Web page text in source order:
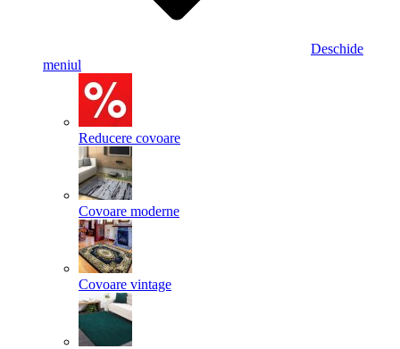
Deschide
meniul
Reducere covoare
Covoare moderne
Covoare vintage